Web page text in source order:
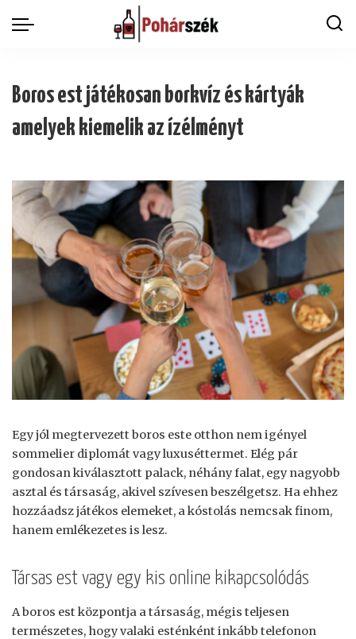
Boros est játékosan borkvíz és kártyák
amelyek kiemelik az ízélményt
Egy jól megtervezett boros este otthon nem igényel
sommelier diplomát vagy luxuséttermet. Elég pár
gondosan kiválasztott palack, néhány falat, egy nagyobb
asztal és társaság, akivel szívesen beszélgetsz. Ha ehhez
hozzáadsz játékos elemeket, a kóstolás nemcsak finom,
hanem emlékezetes is lesz.
Társas est vagy egy kis online kikapcsolódás
A boros est központja a társaság, mégis teljesen
természetes, hogy valaki esténként inkább telefonon